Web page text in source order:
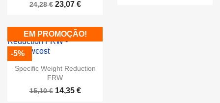
24,28 € 23,07 €
Specific Weight Reduction
FRW
15,10 € 14,35 €
EM PROMOÇÃO!
-5%